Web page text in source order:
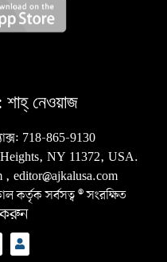
শাহ্‌ নেওয়াজ
718-865-9130
Heights, NY 11372, USA.
, editor@ajkalusa.com
কর্তৃক সর্বসত্ব ® সংরক্ষিত